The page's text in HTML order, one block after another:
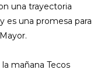
una trayectoria
es una promesa para
mañana Tecos